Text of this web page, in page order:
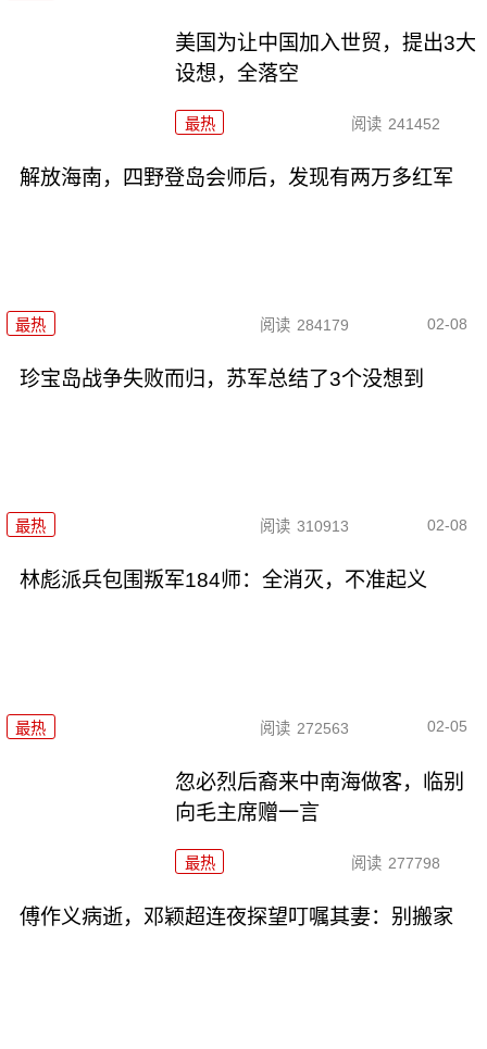
美国为让中国加入世贸，提出3大
设想，全落空
最热 阅读 241452
解放海南，四野登岛会师后，发现有两万多红军
最热 阅读 284179 02-08
珍宝岛战争失败而归，苏军总结了3个没想到
最热 阅读 310913 02-08
林彪派兵包围叛军184师：全消灭，不准起义
最热 阅读 272563 02-05
忽必烈后裔来中南海做客，临别
向毛主席赠一言
最热 阅读 277798
傅作义病逝，邓颖超连夜探望叮嘱其妻：别搬家